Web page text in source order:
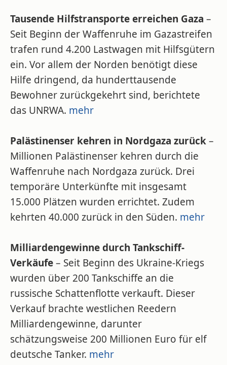
Tausende Hilfstransporte erreichen Gaza –
Seit Beginn der Waffenruhe im Gazastreifen
trafen rund 4.200 Lastwagen mit Hilfsgütern
ein. Vor allem der Norden benötigt diese
Hilfe dringend, da hunderttausende
Bewohner zurückgekehrt sind, berichtete
das UNRWA. mehr
Palästinenser kehren in Nordgaza zurück–
Millionen Palästinenser kehren durch die
Waffenruhe nach Nordgaza zurück. Drei
temporäre Unterkünfte mit insgesamt
15.000 Plätzen wurden errichtet. Zudem
kehrten 40.000 zurück in den Süden. mehr
Milliardengewinne durch Tankschiff-
Verkäufe– Seit Beginn des Ukraine-Kriegs
wurden über 200 Tankschiffe an die
russische Schattenflotte verkauft. Dieser
Verkauf brachte westlichen Reedern
Milliardengewinne, darunter
schätzungsweise 200 Millionen Euro für elf
deutsche Tanker. mehr